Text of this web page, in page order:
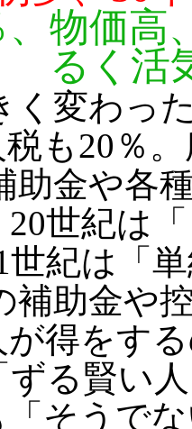
、物価高
るく活
変わっ
も20％
助金や各
世紀は
世紀は「
補助金や
得をす
る賢い
「そうで